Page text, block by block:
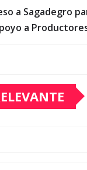
a Sagadegro
a